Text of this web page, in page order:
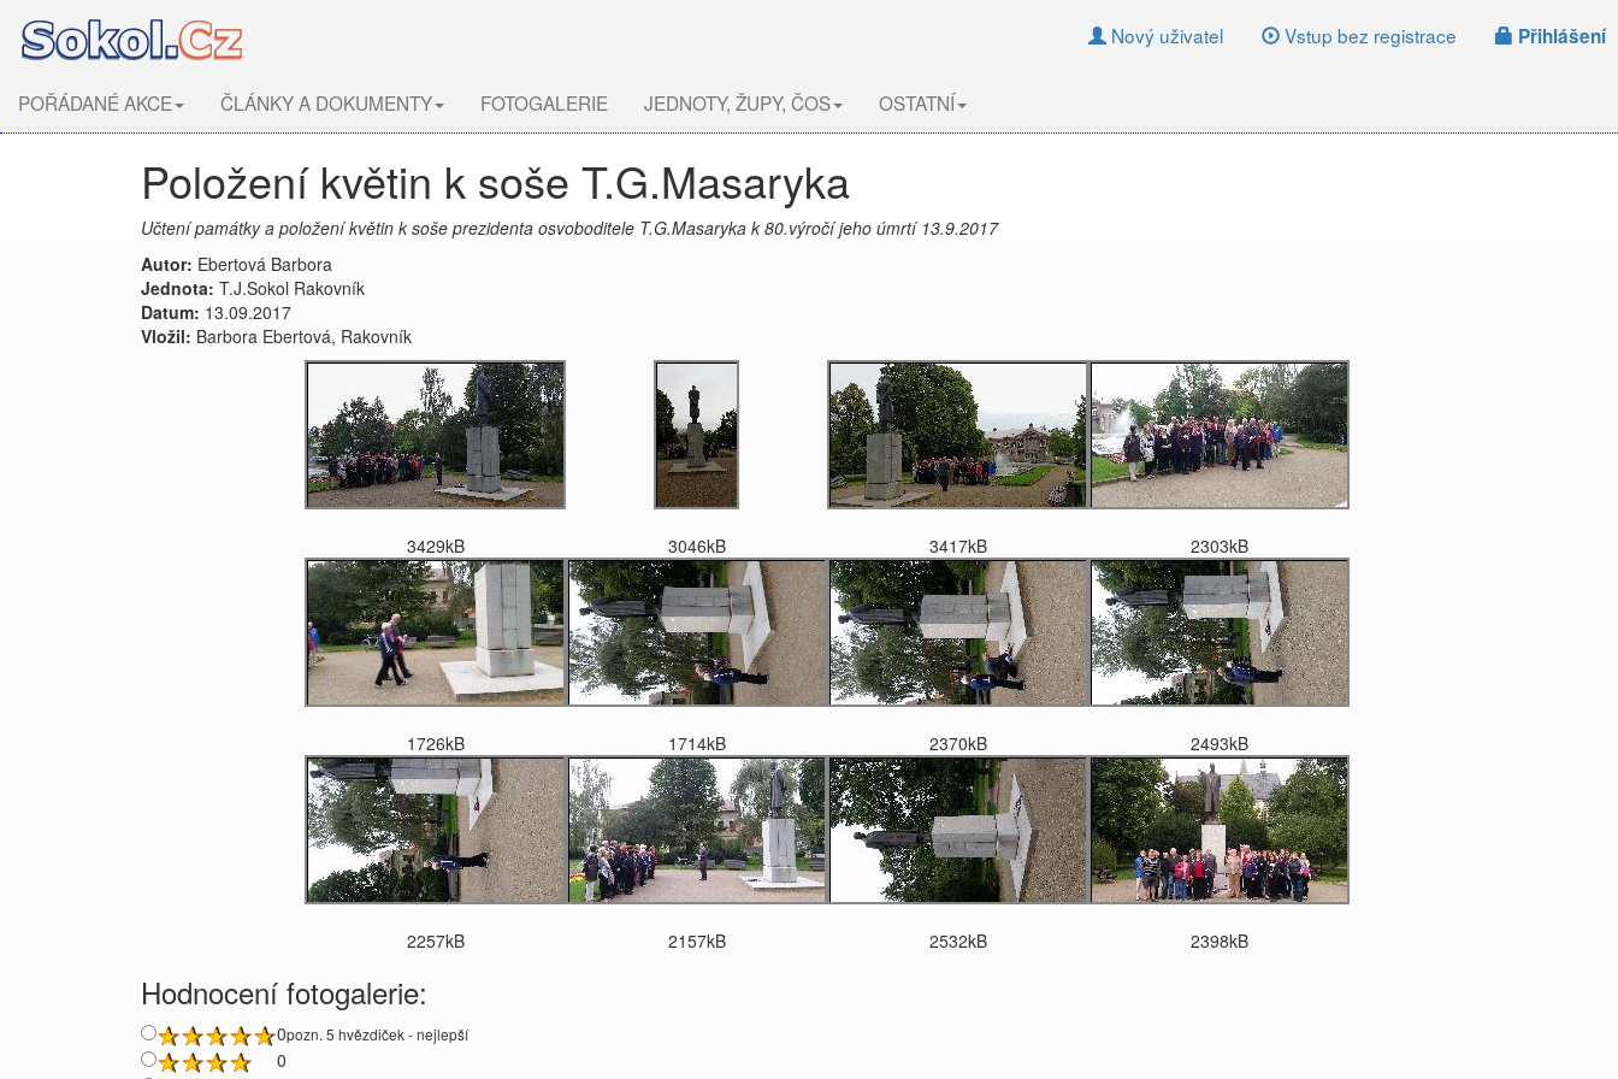
Nový uživatel Vstup bez registrace Přihlášení
POŘÁDANÉ AKCE ČLÁNKY A DOKUMENTY FOTOGALERIE JEDNOTY, ŽUPY, ČOS OSTATNÍ
Položení květin k soše T.G.Masaryka
Učtení památky a položení květin k soše prezidenta osvoboditele T.G.Masaryka k 80.výročí jeho úmrtí 13.9.2017
Autor: Ebertová Barbora
Jednota: T.J.Sokol Rakovník
Datum: 13.09.2017
Vložil: Barbora Ebertová, Rakovník
3429kB 3046kB 3417kB 2303kB
1726kB 1714kB 2370kB 2493kB
2257kB 2157kB 2532kB 2398kB
Hodnocení fotogalerie:
0pozn. 5 hvězdiček - nejlepší
0